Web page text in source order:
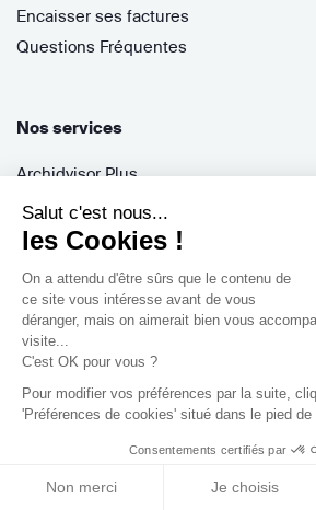
Salut c'est nous...
les Cookies !
On a attendu d'être sûrs que le contenu de
ce site vous intéresse avant de vous
déranger, mais on aimerait bien vous
visite...
C'est OK pour vous ?
Pour modifier vos préférences par la suite,
'Préférences de cookies' situé dans le pied de
Consentements certifiés par
Non merci Je choisis
Encaisser ses factures
Questions Fréquentes
Nos services
Archidvisor Plus
Trouver un architecte selon votre type
Trouver un architecte dans votre ville
Rejoignez-nous !